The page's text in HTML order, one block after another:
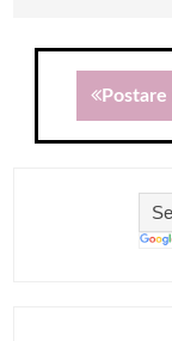
Postare